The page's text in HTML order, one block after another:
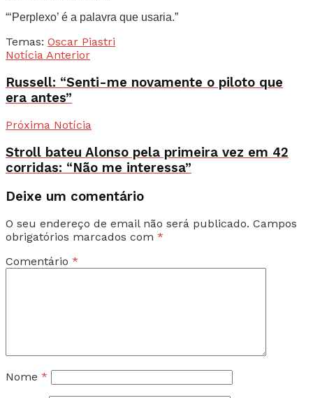
“‘Perplexo’ é a palavra que usaria.”
Temas: Oscar Piastri
Notícia Anterior
Russell: “Senti-me novamente o piloto que
era antes”
Próxima Notícia
Stroll bateu Alonso pela primeira vez em 42
corridas: “Não me interessa”
Deixe um comentário
O seu endereço de email não será publicado. Campos
obrigatórios marcados com *
Comentário *
Nome *